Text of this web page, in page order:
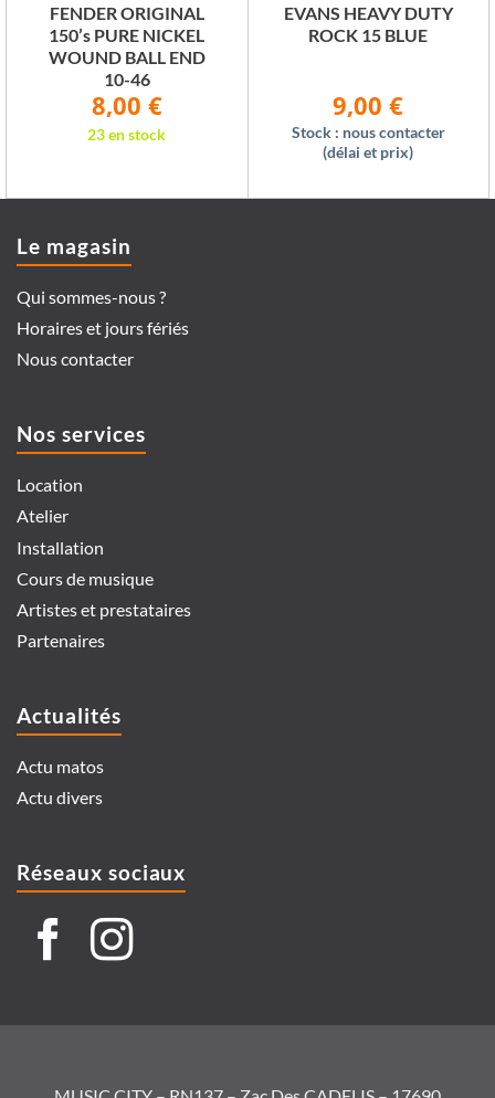
FENDER ORIGINAL
150’s PURE NICKEL
WOUND BALL END
10-46
Le
prix
initial
était :
8,00 €Le
prix
est :
23 en stock
EVANS HEAVY DUTY
ROCK 15 BLUE
Le
prix
était :
27,00 €.
9,00€Le
actuel
est :
9,00 €.
Stock : nous contacter
(délai et prix)
Le magasin
Qui sommes-nous ?
Horaires et jours fériés
Nous contacter
Nos services
Location
Atelier
Installation
Cours de musique
Artistes et prestataires
Partenaires
Actualités
Actu matos
Actu divers
Réseaux sociaux